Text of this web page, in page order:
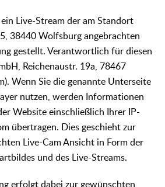
Live-Stream der am Standort
38440 Wolfsburg angebrachten
gestellt. Verantwortlich für diesen
Reichenaustr. 19a, 78467
Wenn Sie die genannte Unterseite
nutzen, werden Informationen
Website einschließlich Ihrer IP-
übertragen. Dies geschieht zur
Live-Cam Ansicht in Form der
und des Live-Streams.
erfolgt dabei zur gewünschten